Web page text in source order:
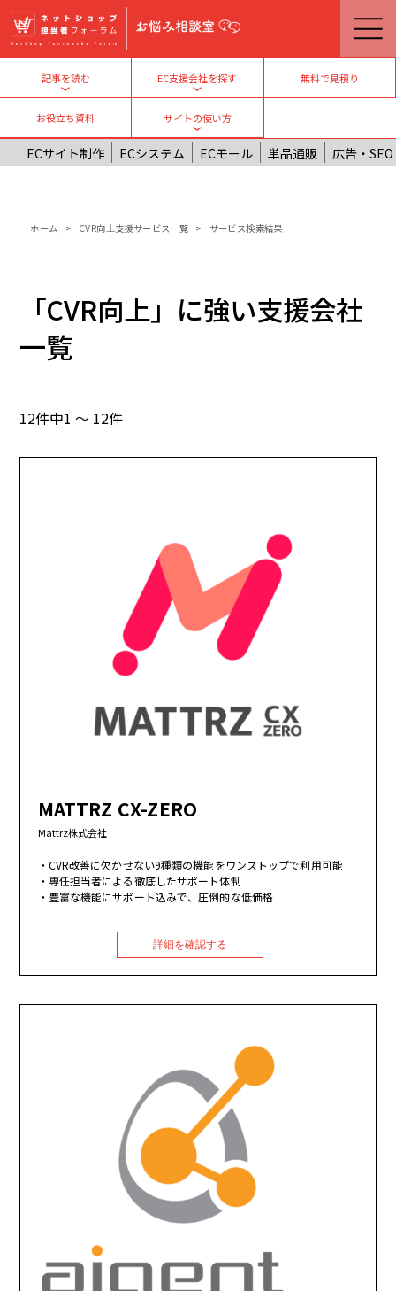
メインコンテンツに移動
記事を読む
Toggle submenu
EC支援会社を探す
Toggle submenu
無料で見積り
お役立ち資料
サイトの使い方
Toggle submenu
ECサイト制作 ECシステム ECモール 単品通販 広告・SEO
パンくず
ホーム CVR向上支援サービス一覧 サービス検索結果
「CVR向上」に強い支援会社
一覧
12件中1 ～ 12件
MATTRZ CX-ZERO
Mattrz株式会社
CVR改善に欠かせない9種類の機能をワンストップで利用可能
専任担当者による徹底したサポート体制
豊富な機能にサポート込みで、圧倒的な低価格
詳細を確認する